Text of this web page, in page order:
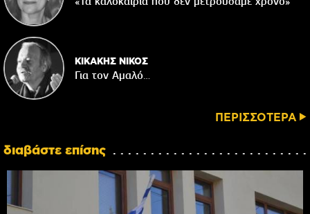
ΚΙΚΑΚΗΣ ΝΙΚΟΣ
Για τον Αμαλό…
ΠΕΡΙΣΣΟΤΕΡΑ
διαβάστε επίσης